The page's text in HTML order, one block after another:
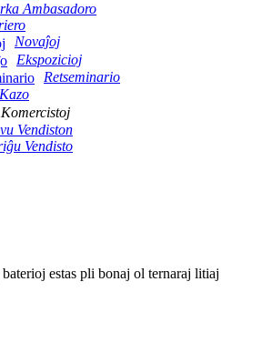
Ambasadoro
Novaĵoj
Ekspozicioj
Retseminario
Kazo
Komercistoj
Vendiston
Vendisto
estas pli bonaj ol ternaraj litiaj